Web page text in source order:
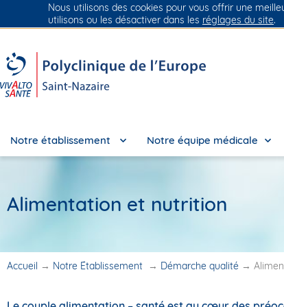
Groupe Vivalto Santé Entre nous, la vie
Notre établissement Notre équipe médicale
Alimentation et nutrition
Accueil → Notre Établissement → Démarche qualité →
Nous utilisons des cookies pour vous offrir une
utilisons ou les désactiver dans les réglages du site.